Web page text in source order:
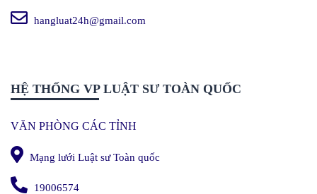
hangluat24h@gmail.com
HỆ THỐNG VP LUẬT SƯ TOÀN QUỐC
VĂN PHÒNG CÁC TỈNH
Mạng lưới Luật sư Toàn quốc
19006574